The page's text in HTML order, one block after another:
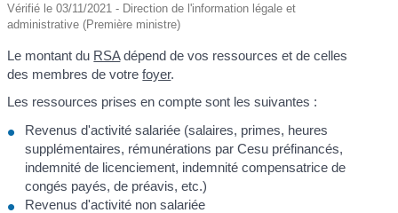
Vérifié le 03/11/2021 - Direction de l'information légale et
administrative (Première ministre)
Le montant du RSAdépend de vos ressources et de celles
des membres de votrefoyer.
Les ressources prises en compte sont les suivantes :
Revenus d'activité salariée (salaires, primes, heures
supplémentaires, rémunérations par Cesu préfinancés,
indemnité de licenciement, indemnité compensatrice de
congés payés, de préavis, etc.)
Revenus d'activité non salariée